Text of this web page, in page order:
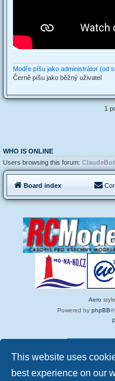
This website uses
best experience on our
Modře píšu jako administrátor (od
Černě píšu jako běžný uživatel
1
WHO IS ONLINE
Users browsing this forum:
Board index
Aero
Powered by phpBB®